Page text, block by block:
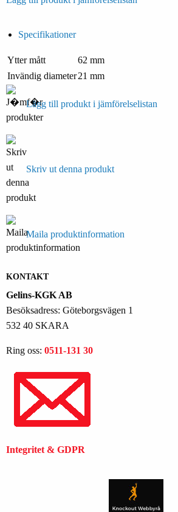
Specifikationer
Ytter mått
62 mm
Invändig diameter21 mm
Lägg till produkt i jämförelselistan
Skriv ut denna produkt
Maila produktinformation
KONTAKT
Gelins-KGK AB
Besöksadress: Göteborgsvägen 1
532 40 SKARA
Ring oss: 0511-131 30
Integritet & GDPR